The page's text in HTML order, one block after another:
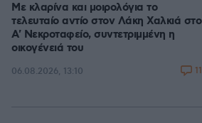
Με κλαρίνα και μοιρολόγια το
τελευταίο αντίο στον Λάκη Χαλκιά στο
A' Νεκροταφείο, συντετριμμένη η
οικογένειά του
06.08.2026, 13:10 11